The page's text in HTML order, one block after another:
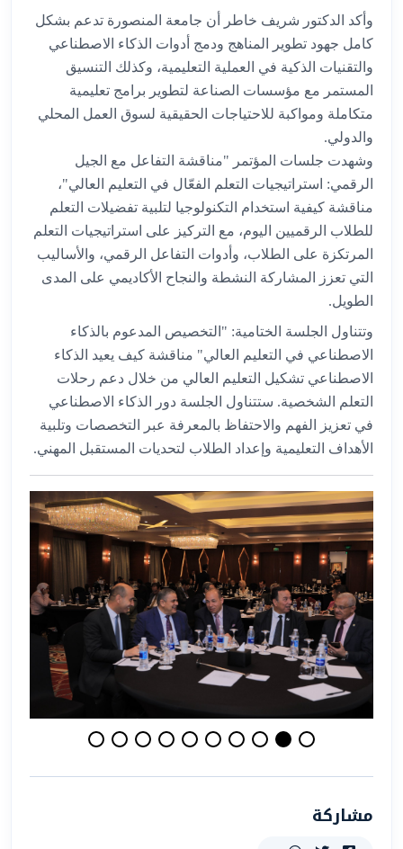
وأكد الدكتور شريف خاطر أن جامعة المنصورة تدعم بشكل
كامل جهود تطوير المناهج ودمج أدوات الذكاء الاصطناعي
والتقنيات الذكية في العملية التعليمية، وكذلك التنسيق
المستمر مع مؤسسات الصناعة لتطوير برامج تعليمية
متكاملة ومواكبة للاحتياجات الحقيقية لسوق العمل المحلي
والدولي.
وشهدت جلسات المؤتمر "مناقشة التفاعل مع الجيل
الرقمي: استراتيجيات التعلم الفعّال في التعليم العالي"،
مناقشة كيفية استخدام التكنولوجيا لتلبية تفضيلات التعلم
للطلاب الرقميين اليوم، مع التركيز على استراتيجيات التعلم
المرتكزة على الطلاب، وأدوات التفاعل الرقمي، والأساليب
التي تعزز المشاركة النشطة والنجاح الأكاديمي على المدى
الطويل.
وتتناول الجلسة الختامية: "التخصيص المدعوم بالذكاء
الاصطناعي في التعليم العالي" مناقشة كيف يعيد الذكاء
الاصطناعي تشكيل التعليم العالي من خلال دعم رحلات
التعلم الشخصية. ستتناول الجلسة دور الذكاء الاصطناعي
في تعزيز الفهم والاحتفاظ بالمعرفة عبر التخصصات وتلبية
الأهداف التعليمية وإعداد الطلاب لتحديات المستقبل المهني.
مشاركة